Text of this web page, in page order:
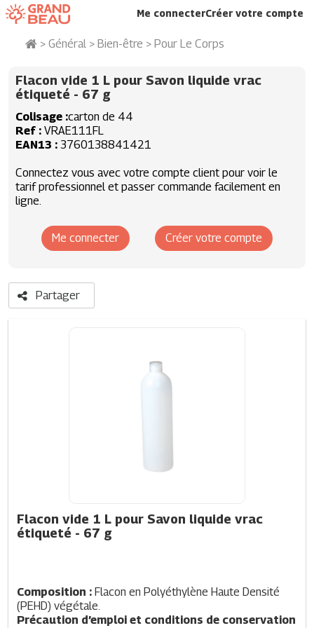
Me connecterCréer votre compte
> Général > Bien-être > Pour Le Corps
Flacon vide 1 L pour Savon liquide vrac
étiqueté - 67 g
Composition : Flacon en Polyéthylène Haute Densité
(PEHD) végétale.
Précaution d’emploi et conditions de conservation
Flacon vide 1 L pour Savon liquide vrac
étiqueté - 67 g
Colisage carton de 44
Ref
VRAE111FL
EAN13
3760138841421
Connectez vous avec votre compte client pour voir le
tarif professionnel et passer commande facilement en
ligne.
Me connecter Créer votre compte
Partager